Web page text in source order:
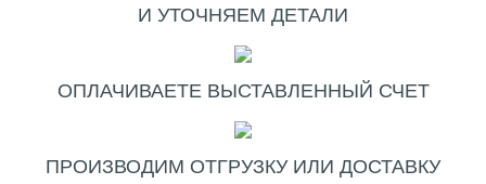
И УТОЧНЯЕМ ДЕТАЛИ
ОПЛАЧИВАЕТЕ ВЫСТАВЛЕННЫЙ СЧЕТ
ПРОИЗВОДИМ ОТГРУЗКУ ИЛИ ДОСТАВКУ